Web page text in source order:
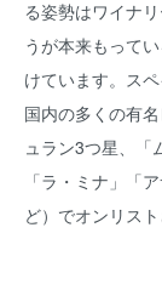
る姿勢はワイナ
うが本来もって
けています。ス
国内の多くの有
ュラン3つ星、「
「ラ・ミナ」「
ど）でオンリスト